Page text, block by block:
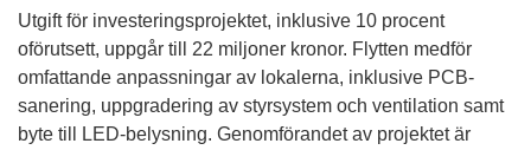
Utgift för investeringsprojektet, inklusive 10 procent
oförutsett, uppgår till 22 miljoner kronor. Flytten medför
omfattande anpassningar av lokalerna, inklusive PCB-
sanering, uppgradering av styrsystem och ventilation samt
byte till LED-belysning. Genomförandet av projektet är